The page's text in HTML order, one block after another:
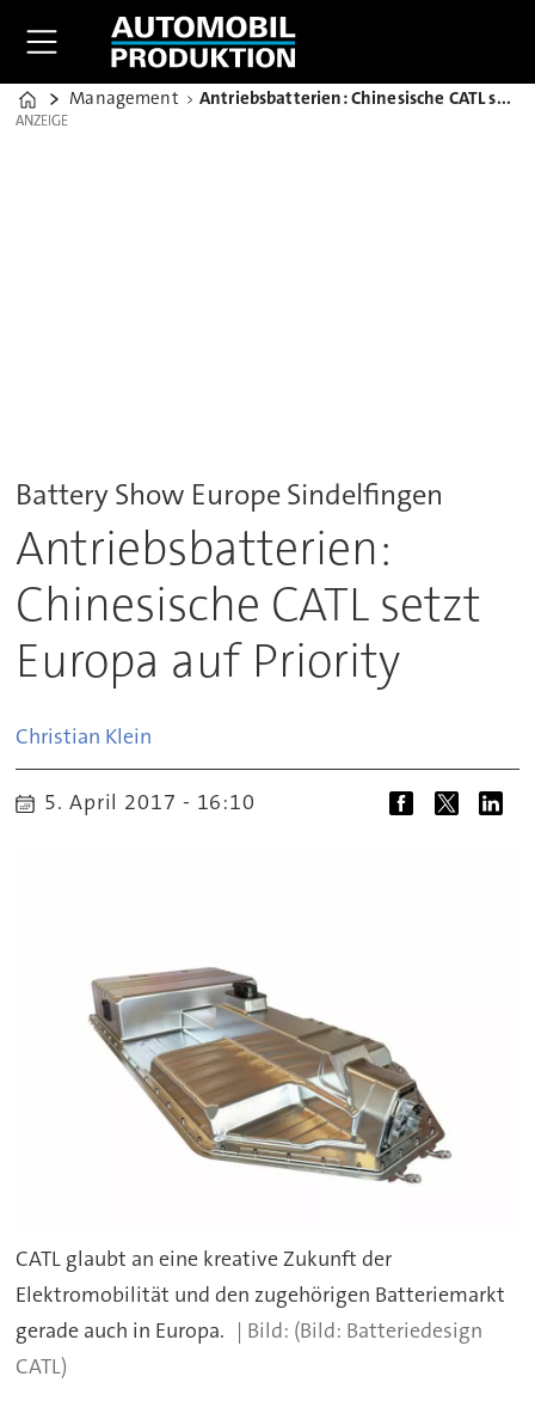
Home
Management Antriebsbatterien: Chinesische CATL setzt Europa auf Priority
ANZEIGE
ANZEIGE
Battery Show Europe Sindelfingen
Antriebsbatterien:
Chinesische CATL setzt
Europa auf Priority
Christian Klein
5. April 2017 - 16:10
CATL glaubt an eine kreative Zukunft der
Elektromobilität und den zugehörigen Batteriemarkt
gerade auch in Europa.
(Bild: Batteriedesign
CATL)